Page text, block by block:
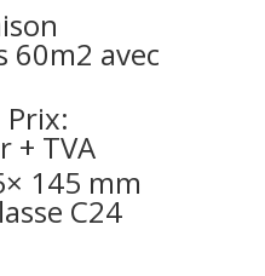
60m2 avec
Prix:
+ TVA
145 mm
C24